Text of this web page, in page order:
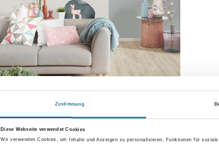
Zustimmung
Diese Webseite verwendet Cookies
Wir verwenden Cookies, um Inhalte und Anzeigen zu personalisieren, Funktionen für